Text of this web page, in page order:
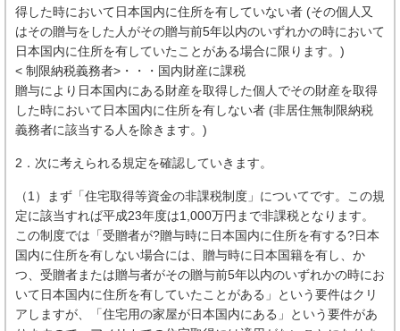
得した時において日本国内に住所を有していない者 (その個人又
はその贈与をした人がその贈与前5年以内のいずれかの時において
日本国内に住所を有していたことがある場合に限ります。)
< 制限納税義務者>・・・国内財産に課税
贈与により日本国内にある財産を取得した個人でその財産を取得
した時において日本国内に住所を有しない者 (非居住無制限納税
義務者に該当する人を除きます。)
2．次に考えられる規定を確認していきます。
（1）まず「住宅取得等資金の非課税制度」についてです。この規
定に該当すれば平成23年度は1,000万円まで非課税となります。
この制度では「受贈者が?贈与時に日本国内に住所を有する?日本
国内に住所を有しない場合には、贈与時に日本国籍を有し、か
つ、受贈者または贈与者がその贈与前5年以内のいずれかの時にお
いて日本国内に住所を有していたことがある」という要件はクリ
アしますが、「住宅用の家屋が日本国内にある」という要件があ